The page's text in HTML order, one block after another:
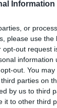
Information
or
please use the
out request
information
out. You
parties on
by us to third
it to other third
este 56 éves
fideszes